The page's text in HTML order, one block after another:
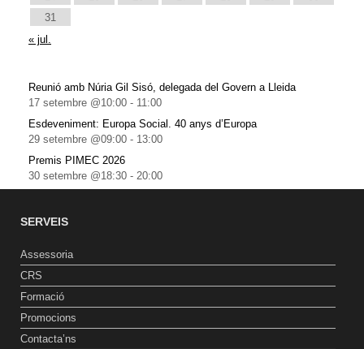
31
« jul.
Reunió amb Núria Gil Sisó, delegada del Govern a Lleida
17 setembre @10:00 - 11:00
Esdeveniment: Europa Social. 40 anys d’Europa
29 setembre @09:00 - 13:00
Premis PIMEC 2026
30 setembre @18:30 - 20:00
SERVEIS
Assessoria
CRS
Formació
Promocions
Contacta’ns